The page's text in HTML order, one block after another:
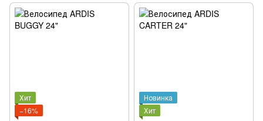
Хит
−16%
Новинка
Хит